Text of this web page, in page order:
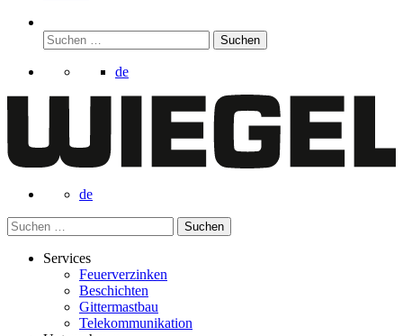
Suchen
nach:
de
de
Suchen
nach:
Services
Feuerverzinken
Beschichten
Gittermastbau
Telekommunikation